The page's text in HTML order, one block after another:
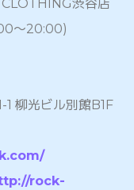
渋谷店
〜20:00)
柳光ビル別館B1F
rock-